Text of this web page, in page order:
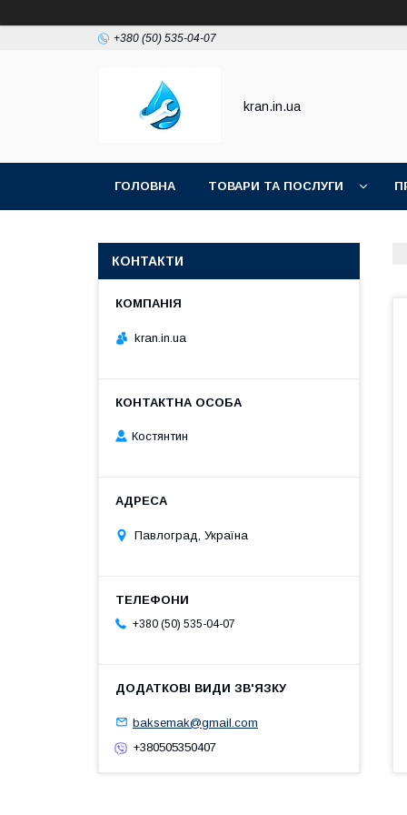
+380 (50) 535-04-07
kran.in.ua
ГОЛОВНА ТОВАРИ ТА ПОСЛУГИ
КОНТАКТИ
kran.in.ua
Костянтин
Павлоград, Україна
+380 (50) 535-04-07
baksemak@gmail.com
+380505350407